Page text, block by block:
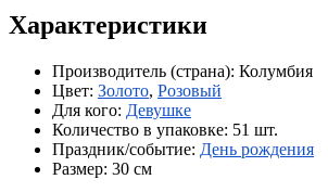
Характеристики
Производитель (страна): Колумбия
Цвет: Золото, Розовый
Для кого: Девушке
Количество в упаковке: 51 шт.
Праздник/событие: День рождения
Размер: 30 см